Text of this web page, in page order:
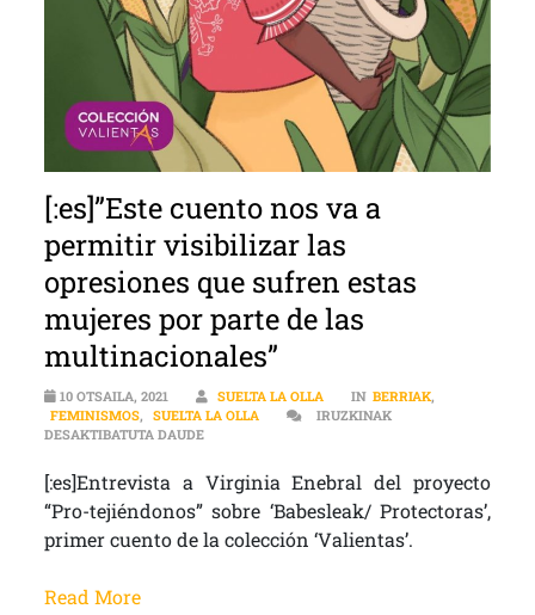
[:es]”Este cuento nos va a
permitir visibilizar las
opresiones que sufren estas
mujeres por parte de las
multinacionales”
10 OTSAILA, 2021 SUELTA LA OLLA IN BERRIAK,
FEMINISMOS, SUELTA LA OLLA
IRUZKINAK
DESAKTIBATUTA DAUDE[:ES]”ESTE CUENTO NOS VA A PERMITIR
[:es]Entrevista a Virginia Enebral del proyecto
“Pro-tejiéndonos” sobre ‘Babesleak/ Protectoras’,
primer cuento de la colección ‘Valientas’.
Read More